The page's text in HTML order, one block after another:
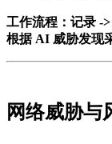
工作流程：记录 -
根据 AI 威胁发现
网络威胁与